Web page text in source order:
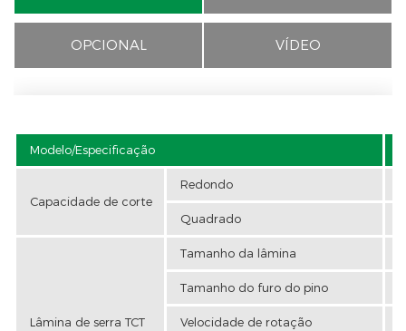
OPCIONAL VÍDEO
Modelo/Especificação
Capacidade de corte
Redondo
Quadrado
Lâmina de serra TCT
Tamanho da lâmina
Tamanho do furo do pino
Velocidade de rotação